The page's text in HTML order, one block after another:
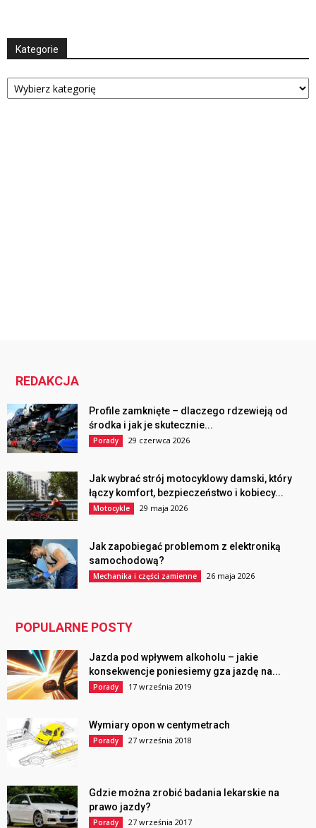
Kategorie
Kategorie
REDAKCJA
Profile zamknięte – dlaczego rdzewieją od
środka i jak je skutecznie...
Porady 29 czerwca 2026
Jak wybrać strój motocyklowy damski, który
łączy komfort, bezpieczeństwo i kobiecy...
Motocykle 29 maja 2026
Jak zapobiegać problemom z elektroniką
samochodową?
Mechanika i części zamienne 26 maja 2026
POPULARNE POSTY
Jazda pod wpływem alkoholu – jakie
konsekwencje poniesiemy gza jazdę na...
Porady 17 września 2019
Wymiary opon w centymetrach
Porady 27 września 2018
Gdzie można zrobić badania lekarskie na
prawo jazdy?
Porady 27 września 2017